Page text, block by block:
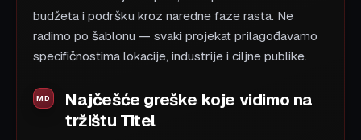
budžeta i podršku kroz naredne faze rasta. Ne
radimo po šablonu — svaki projekat prilagođavamo
specifičnostima lokacije, industrije i ciljne publike.
Najčešće greške koje vidimo na
tržištu Titel